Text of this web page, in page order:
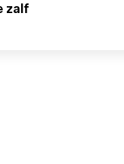
zalf